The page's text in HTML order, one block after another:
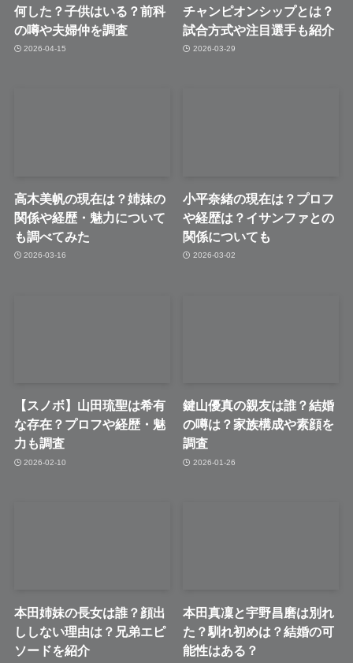
何した？子供はいる？前科
の噂や夫婦仲を調査
2026-04-15
チャンピオンシップとは？
試合方式や注目選手も紹介
2026-03-29
高木美帆の現在は？姉妹の
関係や経歴・魅力について
も調べてみた
2026-03-16
小平奈緒の現在は？プロフ
や経歴は？イサンファとの
関係についても
2026-03-02
【スノボ】山田琉聖は希有
な存在？プロフや経歴・魅
力も調査
2026-02-10
鍵山優真の親友は誰？結婚
の噂は？家族構成や素顔を
調査
2026-01-26
本田姉妹の長女は誰？顔出
ししない理由は？兄弟エピ
ソードを紹介
本田真凜と宇野昌磨は別れ
た？馴れ初めは？結婚の可
能性はある？